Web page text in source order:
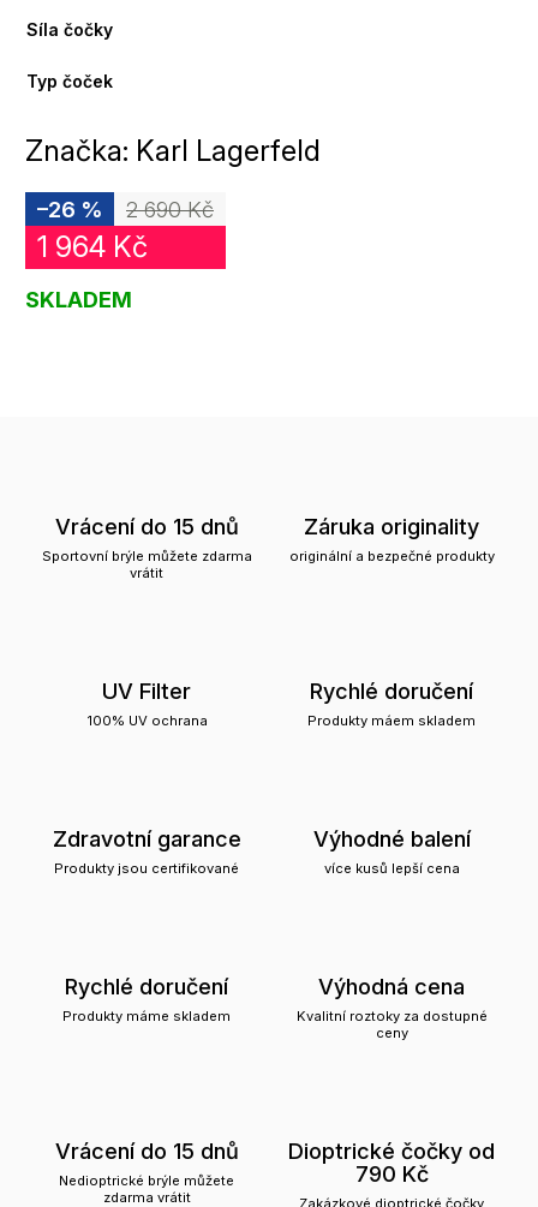
Síla čočky
Typ čoček
Značka: Karl Lagerfeld
2 690 Kč
–26 %
1 964 Kč
SKLADEM
Vrácení do 15 dnů
Sportovní brýle můžete zdarma
vrátit
Záruka originality
originální a bezpečné produkty
UV Filter
100% UV ochrana
Rychlé doručení
Produkty máem skladem
Zdravotní garance
Produkty jsou certifikované
Výhodné balení
více kusů lepší cena
Rychlé doručení
Produkty máme skladem
Výhodná cena
Kvalitní roztoky za dostupné
ceny
Vrácení do 15 dnů
Nedioptrické brýle můžete
zdarma vrátit
Dioptrické čočky od
790 Kč
Zakázkové dioptrické čočky